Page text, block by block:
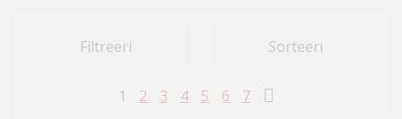
Filtreeri Sorteeri
1 2 3 4 5 6 7